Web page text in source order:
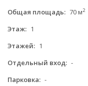
Общая площадь: 70 м2
Этаж: 1
Этажей: 1
Отдельный вход: -
Парковка: -